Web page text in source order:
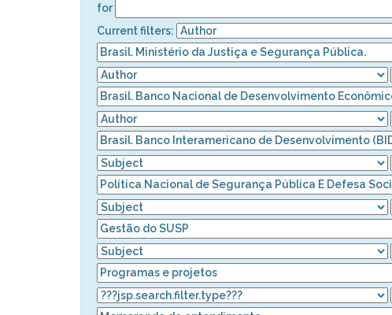
for
Current filters: